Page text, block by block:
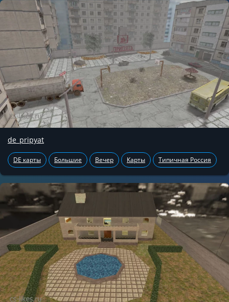
de_pripyat
DE карты Большие Вечер Карты Типичная Россия